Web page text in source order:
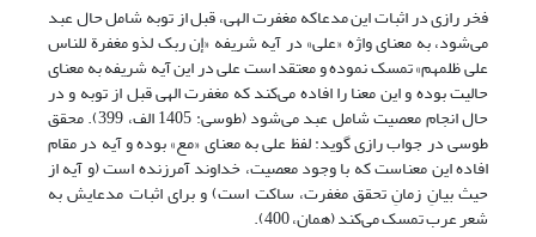
فخر رازی در اثبات این مدعاکه مغفرت الهی، قبل از توبه شامل حال عبد
می‌شود، به معنای واژه «علی» در آیه شریفه «إن ربک لذو مغفرة للناس
علی ظلمهم» تمسک نموده و معتقد است علی در این آیه شریفه به معنای
حالیت بوده و این معنا را افاده می‌کند که مغفرت الهی قبل از توبه و در
حال انجام معصیت شامل عبد می‌شود (طوسی: 1405 الف، 399). محقق
طوسی در جواب رازی گوید: لفظ علی به معنای «مع» بوده و آیه در مقام
افاده این معناست که با وجود معصیت، خداوند آمرزنده است (و آیه از
حیث بیانِ زمانِ تحقق مغفرت، ساکت است) و برای اثبات مدعایش به
شعر عرب تمسک می‌کند (همان، 400).